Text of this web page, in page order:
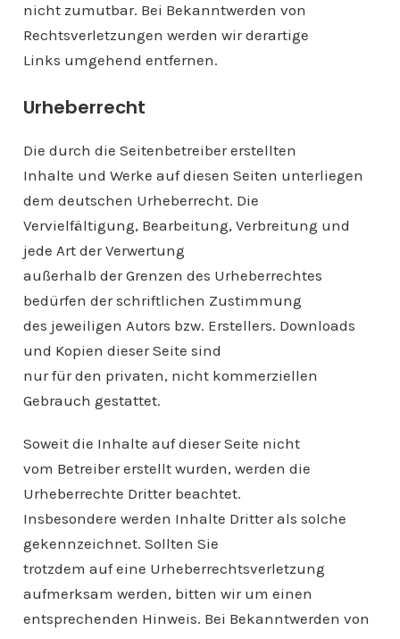
nicht zumutbar. Bei Bekanntwerden von
Rechtsverletzungen werden wir derartige
Links umgehend entfernen.
Urheberrecht
Die durch die Seitenbetreiber erstellten
Inhalte und Werke auf diesen Seiten unterliegen
dem deutschen Urheberrecht. Die
Vervielfältigung, Bearbeitung, Verbreitung und
jede Art der Verwertung
außerhalb der Grenzen des Urheberrechtes
bedürfen der schriftlichen Zustimmung
des jeweiligen Autors bzw. Erstellers. Downloads
und Kopien dieser Seite sind
nur für den privaten, nicht kommerziellen
Gebrauch gestattet.
Soweit die Inhalte auf dieser Seite nicht
vom Betreiber erstellt wurden, werden die
Urheberrechte Dritter beachtet.
Insbesondere werden Inhalte Dritter als solche
gekennzeichnet. Sollten Sie
trotzdem auf eine Urheberrechtsverletzung
aufmerksam werden, bitten wir um einen
entsprechenden Hinweis. Bei Bekanntwerden von